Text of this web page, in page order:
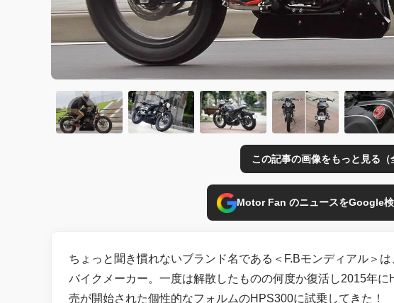
この記事の画像をもっと見る（
Motor Fan のニュースをGoogle
ちょっと聞き慣れないブランド名である＜F.Bモンディアル＞
バイクメーカー。一度は解散したものの何度か復活し2015年
売が開始された個性的なフォルムのHPS300に試乗してきた